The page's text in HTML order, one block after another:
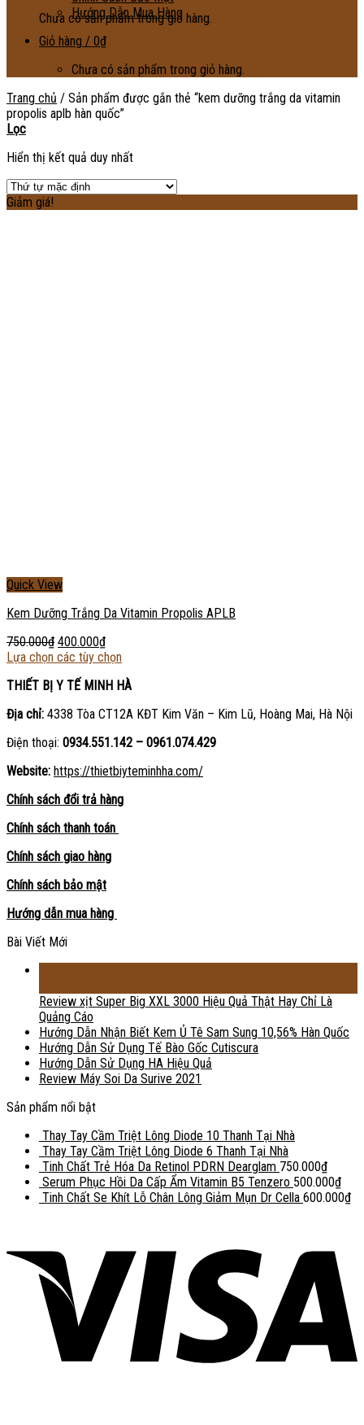
Chưa có sản phẩm trong giỏ hàng.
Hướng Dẫn Mua Hàng
Giỏ hàng / 0₫
Chưa có sản phẩm trong giỏ hàng.
Trang chủ / Sản phẩm được gắn thẻ “kem dưỡng trắng da vitamin
propolis aplb hàn quốc”
Lọc
Hiển thị kết quả duy nhất
Giảm giá!
Quick View
Kem Dưỡng Trắng Da Vitamin Propolis APLB
750.000₫ 400.000₫
Lựa chọn các tùy chọn
THIẾT BỊ Y TẾ MINH HÀ
Địa chỉ: 4338 Tòa CT12A KĐT Kim Văn – Kim Lũ, Hoàng Mai, Hà Nội
Điện thoại: 0934.551.142 – 0961.074.429
Website: https://thietbiyteminhha.com/
Chính sách đổi trả hàng
Chính sách thanh toán
Chính sách giao hàng
Chính sách bảo mật
Hướng dẫn mua hàng
Bài Viết Mới
Review xịt Super Big XXL 3000 Hiệu Quả Thật Hay Chỉ Là
Quảng Cáo
Hướng Dẫn Nhận Biết Kem Ủ Tê Sam Sung 10,56% Hàn Quốc
Hướng Dẫn Sử Dụng Tế Bào Gốc Cutiscura
Hướng Dẫn Sử Dụng HA Hiệu Quả
Review Máy Soi Da Surive 2021
Sản phẩm nổi bật
Thay Tay Cầm Triệt Lông Diode 10 Thanh Tại Nhà
Thay Tay Cầm Triệt Lông Diode 6 Thanh Tại Nhà
Tinh Chất Trẻ Hóa Da Retinol PDRN Dearglam 750.000₫
Serum Phục Hồi Da Cấp Ẩm Vitamin B5 Tenzero 500.000₫
Tinh Chất Se Khít Lỗ Chân Lông Giảm Mụn Dr Cella 600.000₫